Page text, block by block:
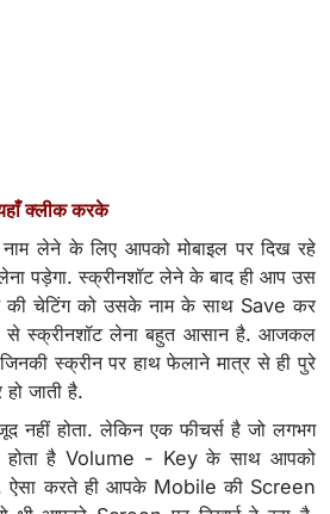
क्लीक करके
लेने के लिए आपको मोबाइल पर दिख रहे
पड़ेगा. स्क्रीनशॉट लेने के बाद ही आप उस
चेटिंग को उसके नाम के साथ Save कर
स्क्रीनशॉट लेना बहुत आसान है. आजकल
स्क्रीन पर हाथ फेलाने मात्र से ही पुरे
जाती है.
नहीं होता. लेकिन एक फीचर्स है जो लगभग
होता है Volume - Key के साथ आपको
ऐसा करते ही आपके Mobile की Screen